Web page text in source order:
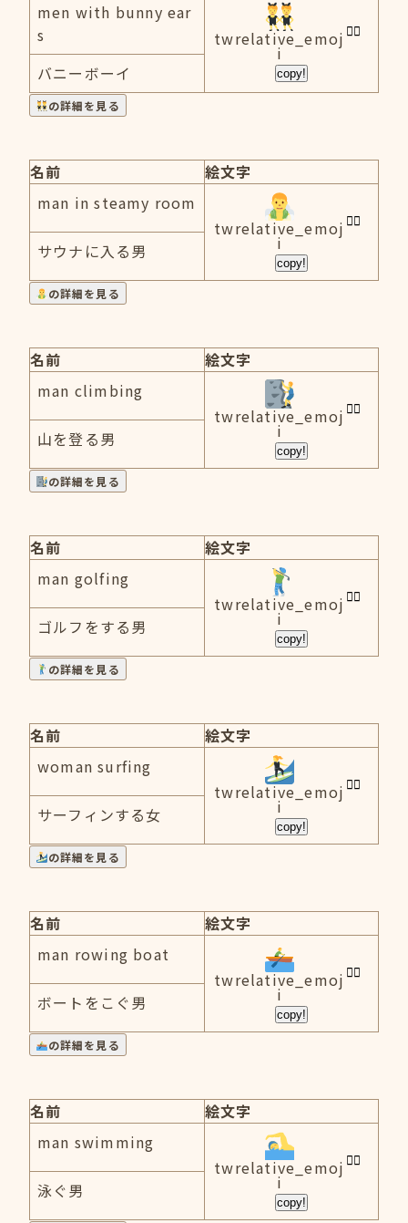
men with bunny ear
s
twrelative_emoj
i
copy!
バニーボーイ
の詳細を見る
名前
絵文字
man in steamy room
twrelative_emoj
i
copy!
サウナに入る男
の詳細を見る
名前
絵文字
man climbing
twrelative_emoj
i
copy!
山を登る男
の詳細を見る
名前
絵文字
man golfing
twrelative_emoj
i
copy!
ゴルフをする男
の詳細を見る
名前
絵文字
woman surfing
twrelative_emoj
i
copy!
サーフィンする女
の詳細を見る
名前
絵文字
man rowing boat
twrelative_emoj
i
copy!
ボートをこぐ男
の詳細を見る
名前
絵文字
man swimming
twrelative_emoj
i
copy!
泳ぐ男